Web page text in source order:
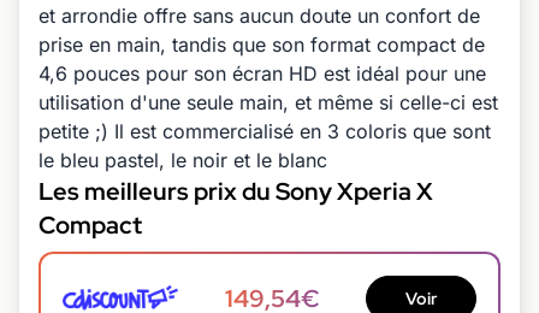
et arrondie offre sans aucun doute un confort de
prise en main, tandis que son format compact de
4,6 pouces pour son écran HD est idéal pour une
utilisation d'une seule main, et même si celle-ci est
petite ;) Il est commercialisé en 3 coloris que sont
le bleu pastel, le noir et le blanc
Les meilleurs prix du Sony Xperia X
Compact
149,54€ Voir